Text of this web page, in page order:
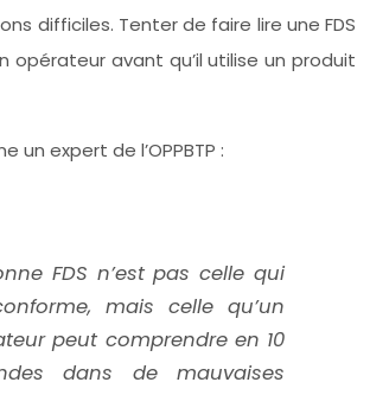
difficiles. Tenter de faire lire une FDS
opérateur avant qu’il utilise un produit
un expert de l’OPPBTP :
FDS n’est pas celle qui
mais celle qu’un
peut comprendre en 10
dans de mauvaises